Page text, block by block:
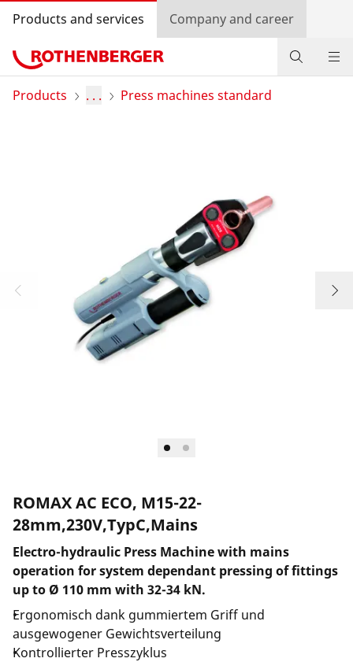
Products and services Company and career
Products
Country selection
Company and career
Products . . . Press machines standard
ROMAX AC ECO, M15-22-
28mm,230V,TypC,Mains
Electro-hydraulic Press Machine with mains
operation for system dependant pressing of fittings
up to Ø 110 mm with 32-34 kN.
Ergonomisch dank gummiertem Griff und
ausgewogener Gewichtsverteilung
Kontrollierter Presszyklus